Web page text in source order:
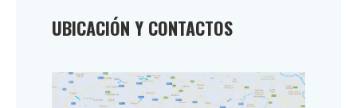
UBICACIÓN Y CONTACTOS